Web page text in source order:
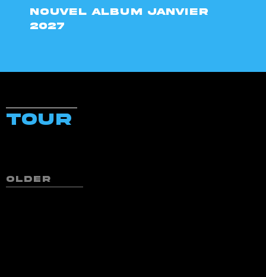
Nouvel album janvier
2027
TOUR
older